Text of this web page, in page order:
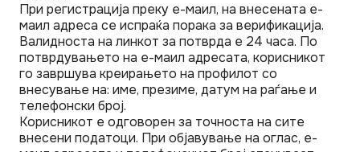
При регистрација преку е-маил, на внесената е-
маил адреса се испраќа порака за верификација.
Валидноста на линкот за потврда е 24 часа. По
потврдувањето на е-маил адресата, корисникот
го завршува креирањето на профилот со
внесување на: име, презиме, датум на раѓање и
телефонски број.
Корисникот е одговорен за точноста на сите
внесени податоци. При објавување на оглас, е-